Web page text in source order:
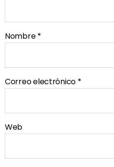
Nombre*
Correo electrónico *
Web